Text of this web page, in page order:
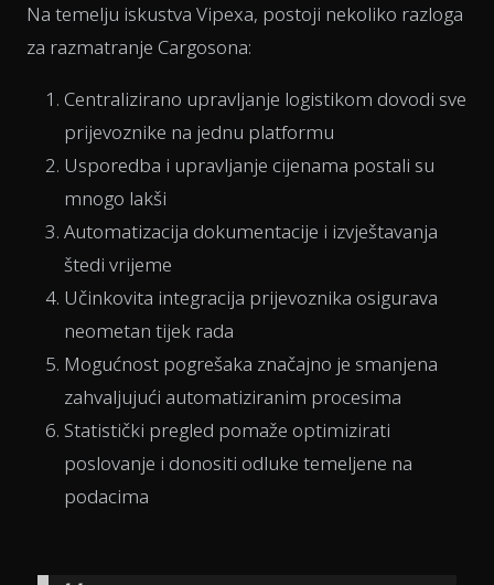
Na temelju iskustva Vipexa, postoji nekoliko razloga
za razmatranje Cargosona:
Centralizirano upravljanje logistikom dovodi sve
prijevoznike na jednu platformu
Usporedba i upravljanje cijenama postali su
mnogo lakši
Automatizacija dokumentacije i izvještavanja
štedi vrijeme
Učinkovita integracija prijevoznika osigurava
neometan tijek rada
Mogućnost pogrešaka značajno je smanjena
zahvaljujući automatiziranim procesima
Statistički pregled pomaže optimizirati
poslovanje i donositi odluke temeljene na
podacima